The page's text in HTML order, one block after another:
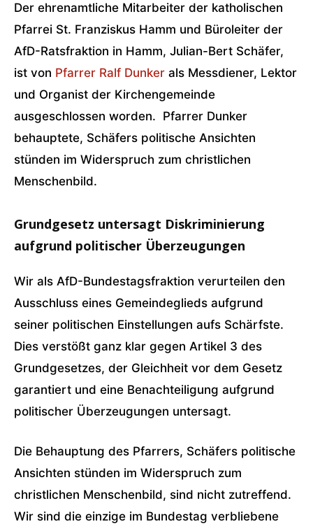
Der ehrenamtliche Mitarbeiter der katholischen
Pfarrei St. Franziskus Hamm und Büroleiter der
AfD-Ratsfraktion in Hamm, Julian-Bert Schäfer,
ist von Pfarrer Ralf Dunker als Messdiener, Lektor
und Organist der Kirchengemeinde
ausgeschlossen worden. Pfarrer Dunker
behauptete, Schäfers politische Ansichten
stünden im Widerspruch zum christlichen
Menschenbild.
Grundgesetz untersagt Diskriminierung
aufgrund politischer Überzeugungen
Wir als AfD-Bundestagsfraktion verurteilen den
Ausschluss eines Gemeindeglieds aufgrund
seiner politischen Einstellungen aufs Schärfste.
Dies verstößt ganz klar gegen Artikel 3 des
Grundgesetzes, der Gleichheit vor dem Gesetz
garantiert und eine Benachteiligung aufgrund
politischer Überzeugungen untersagt.
Die Behauptung des Pfarrers, Schäfers politische
Ansichten stünden im Widerspruch zum
christlichen Menschenbild, sind nicht zutreffend.
Wir sind die einzige im Bundestag verbliebene